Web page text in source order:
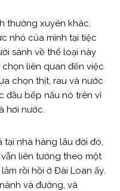
thường xuyên khác,
nhỏ của mình tại tiệc
sành về thể loại này
liên quan đến việc
chọn thịt, rau và nước
đầu bếp nấu nó trên vỉ
hơi nước.
tại nhà hàng lâu đời đó,
liên tưởng theo một
rồi hồi ở Đài Loan ấy.
và đường, và